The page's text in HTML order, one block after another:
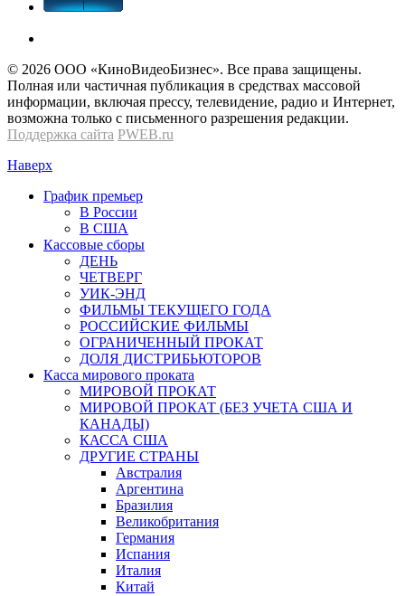
© 2026 OOО «КиноВидеоБизнес». Все права защищены.
Полная или частичная публикация в средствах массовой
информации, включая прессу, телевидение, радио и Интернет,
возможна только с письменного разрешения редакции.
Поддержка сайта PWEB.ru
Наверх
График премьер
В России
В США
Кассовые сборы
ДЕНЬ
ЧЕТВЕРГ
УИК-ЭНД
ФИЛЬМЫ ТЕКУЩЕГО ГОДА
РОССИЙСКИЕ ФИЛЬМЫ
ОГРАНИЧЕННЫЙ ПРОКАТ
ДОЛЯ ДИСТРИБЬЮТОРОВ
Касса мирового проката
МИРОВОЙ ПРОКАТ
МИРОВОЙ ПРОКАТ (БЕЗ УЧЕТА США И
КАНАДЫ)
КАССА США
ДРУГИЕ СТРАНЫ
Австралия
Аргентина
Бразилия
Великобритания
Германия
Испания
Италия
Китай